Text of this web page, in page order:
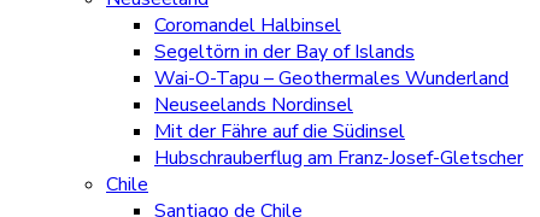
Coromandel Halbinsel
Segeltörn in der Bay of Islands
Wai-O-Tapu – Geothermales Wunderland
Neuseelands Nordinsel
Mit der Fähre auf die Südinsel
Hubschrauberflug am Franz-Josef-Gletscher
Chile
Santiago de Chile